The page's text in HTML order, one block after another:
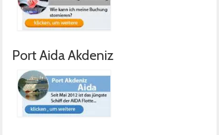
Port Aida Akdeniz